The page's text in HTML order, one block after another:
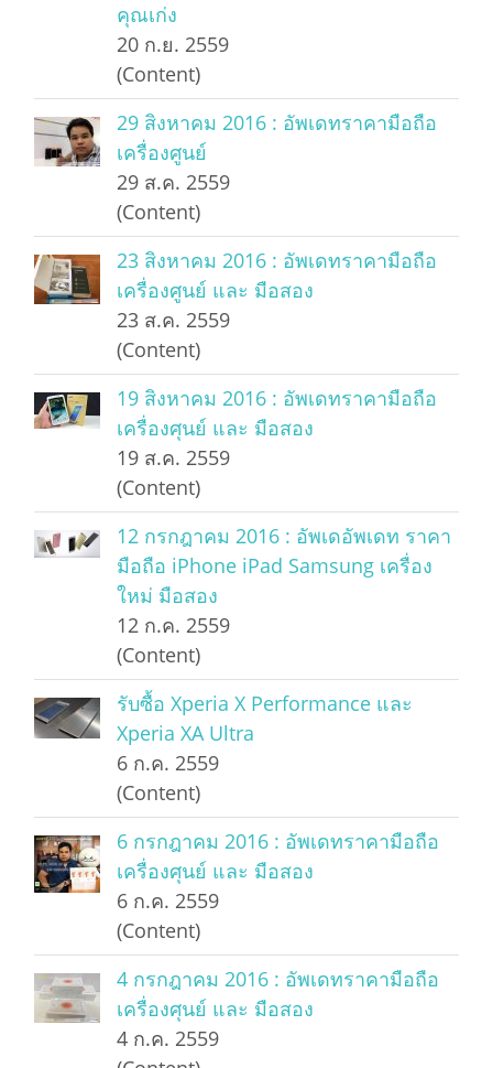
คุณเก่ง
20 ก.ย. 2559
(Content)
29 สิงหาคม 2016 : อัพเดทราคามือถือ
เครื่องศูนย์
29 ส.ค. 2559
(Content)
23 สิงหาคม 2016 : อัพเดทราคามือถือ
เครื่องศูนย์ และ มือสอง
23 ส.ค. 2559
(Content)
19 สิงหาคม 2016 : อัพเดทราคามือถือ
เครื่องศุนย์ และ มือสอง
19 ส.ค. 2559
(Content)
12 กรกฎาคม 2016 : อัพเดอัพเดท ราคา
มือถือ iPhone iPad Samsung เครื่อง
ใหม่ มือสอง
12 ก.ค. 2559
(Content)
รับซื้อ Xperia X Performance และ
Xperia XA Ultra
6 ก.ค. 2559
(Content)
6 กรกฎาคม 2016 : อัพเดทราคามือถือ
เครื่องศุนย์ และ มือสอง
6 ก.ค. 2559
(Content)
4 กรกฎาคม 2016 : อัพเดทราคามือถือ
เครื่องศุนย์ และ มือสอง
4 ก.ค. 2559